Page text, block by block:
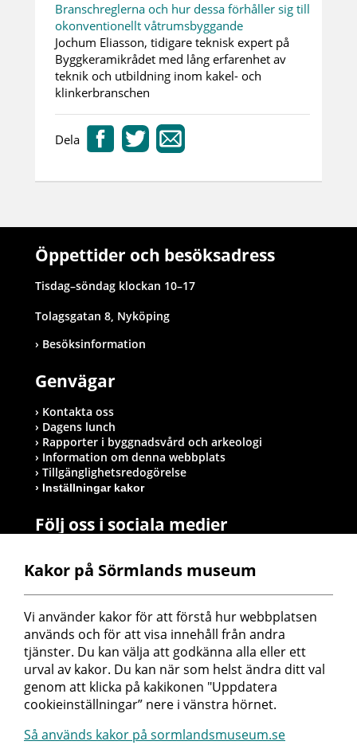
Branschreglerna och hur dessa förhåller sig till
okonventionellt våtrumsbyggande
Jochum Eliasson, tidigare teknisk expert på
Byggkeramikrådet med lång erfarenhet av
teknik och utbildning inom kakel- och
klinkerbranschen
Dela
Öppettider och besöksadress
Tisdag–söndag klockan 10–17
Tolagsgatan 8, Nyköping
Besöksinformation
Genvägar
Kontakta oss
Dagens lunch
Rapporter i byggnadsvård och arkeologi
Information om denna webbplats
Tillgänglighetsredogörelse
Inställningar kakor
Följ oss i sociala medier
Postadress
Sörmlands museum
Box 314
611 26 Nyköping
Kakor på Sörmlands museum
Vi använder kakor för att förstå hur webbplatsen
används och för att visa innehåll från andra
tjänster. Du kan välja att godkänna alla eller ett
urval av kakor. Du kan när som helst ändra ditt val
genom att klicka på kakikonen "Uppdatera
cookieinställningar” nere i vänstra hörnet.
Så används kakor på sormlandsmuseum.se